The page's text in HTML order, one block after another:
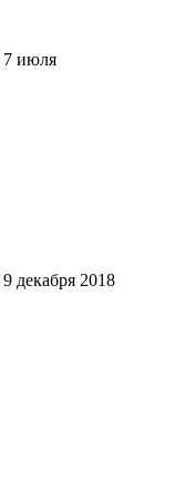
7 июля
9 декабря 2018